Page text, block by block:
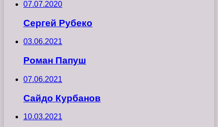
07.07.2020
Сергей Рубеко
03.06.2021
Роман Папуш
07.06.2021
Сайдо Курбанов
10.03.2021